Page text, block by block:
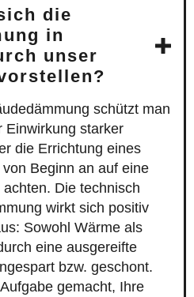
die
in
unser
schützt man
Einwirkung starker
die Errichtung eines
Beginn an auf eine
Die technisch
wirkt sich positiv
Sowohl Wärme als
eine ausgereifte
bzw. geschont.
gemacht, Ihre